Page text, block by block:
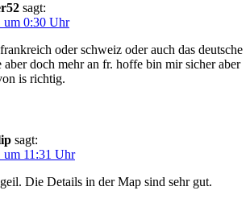
sagt:
um 0:30 Uhr
oder schweiz oder auch das deutsche
aber doch mehr an fr. hoffe bin mir sicher aber
is richtig.
sagt:
um 11:31 Uhr
Die Details in der Map sind sehr gut.